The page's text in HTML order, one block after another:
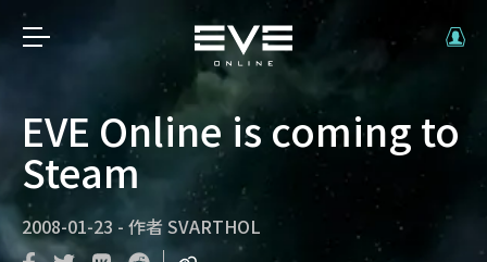
EVE Online is coming to
Steam
2008-01-23 - 作者 SVARTHOL